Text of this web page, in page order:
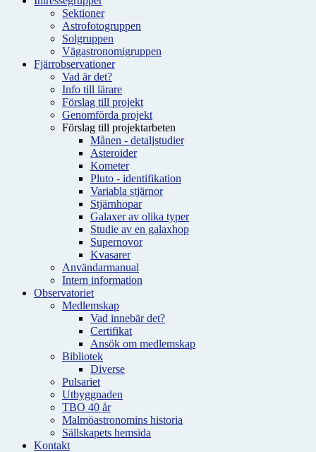
Sektioner
Astrofotogruppen
Solgruppen
Vägastronomigruppen
Fjärrobservationer
Vad är det?
Info till lärare
Förslag till projekt
Genomförda projekt
Förslag till projektarbeten
Månen - detaljstudier
Asteroider
Kometer
Pluto - identifikation
Variabla stjärnor
Stjärnhopar
Galaxer av olika typer
Studie av en galaxhop
Supernovor
Kvasarer
Användarmanual
Intern information
Observatoriet
Medlemskap
Vad innebär det?
Certifikat
Ansök om medlemskap
Bibliotek
Diverse
Pulsariet
Utbyggnaden
TBO 40 år
Malmöastronomins historia
Sällskapets hemsida
Kontakt